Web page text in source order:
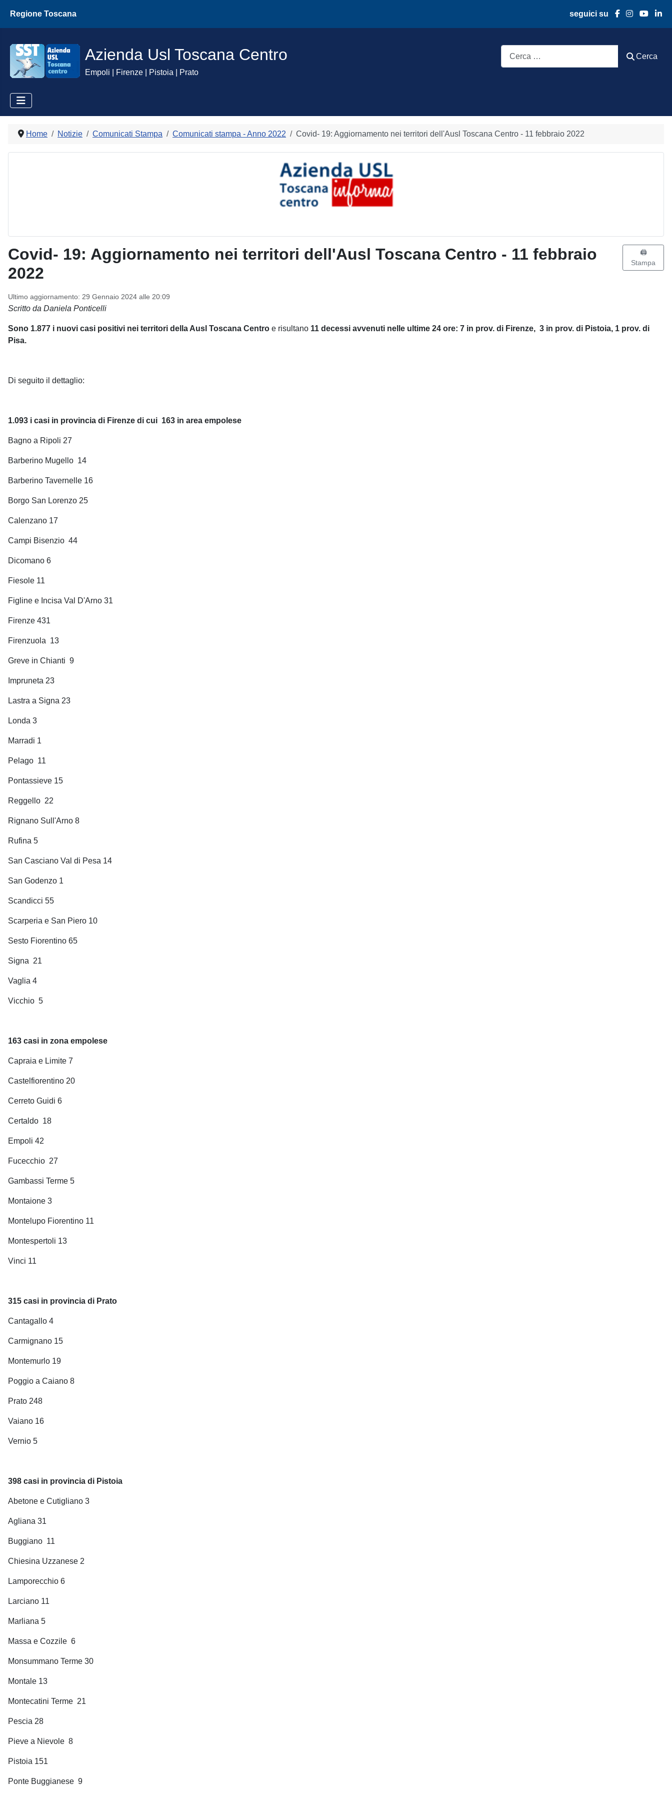
Regione Toscana seguici su
Azienda Usl Toscana Centro
Empoli | Firenze | Pistoia | Prato
Cerca
Home Notizie Comunicati Stampa Comunicati stampa - Anno 2022 Covid- 19: Aggiornamento nei territori dell'Ausl Toscana Centro - 11 febbraio 2022
Covid- 19: Aggiornamento nei territori dell'Ausl Toscana Centro - 11 febbraio
2022
Ultimo aggiornamento: 29 Gennaio 2024 alle 20:09
🖨️
Stampa
Scritto da Daniela Ponticelli
Sono 1.877 i nuovi casi positivi nei territori della Ausl Toscana Centro e risultano 11 decessi avvenuti nelle ultime 24 ore: 7 in prov. di Firenze, 3 in prov. di Pistoia, 1 prov. di
Pisa.
Di seguito il dettaglio:
1.093 i casi in provincia di Firenze di cui 163 in area empolese
Bagno a Ripoli 27
Barberino Mugello 14
Barberino Tavernelle 16
Borgo San Lorenzo 25
Calenzano 17
Campi Bisenzio 44
Dicomano 6
Fiesole 11
Figline e Incisa Val D'Arno 31
Firenze 431
Firenzuola 13
Greve in Chianti 9
Impruneta 23
Lastra a Signa 23
Londa 3
Marradi 1
Pelago 11
Pontassieve 15
Reggello 22
Rignano Sull'Arno 8
Rufina 5
San Casciano Val di Pesa 14
San Godenzo 1
Scandicci 55
Scarperia e San Piero 10
Sesto Fiorentino 65
Signa 21
Vaglia 4
Vicchio 5
163 casi in zona empolese
Capraia e Limite 7
Castelfiorentino 20
Cerreto Guidi 6
Certaldo 18
Empoli 42
Fucecchio 27
Gambassi Terme 5
Montaione 3
Montelupo Fiorentino 11
Montespertoli 13
Vinci 11
315 casi in provincia di Prato
Cantagallo 4
Carmignano 15
Montemurlo 19
Poggio a Caiano 8
Prato 248
Vaiano 16
Vernio 5
398 casi in provincia di Pistoia
Abetone e Cutigliano 3
Agliana 31
Buggiano 11
Chiesina Uzzanese 2
Lamporecchio 6
Larciano 11
Marliana 5
Massa e Cozzile 6
Monsummano Terme 30
Montale 13
Montecatini Terme 21
Pescia 28
Pieve a Nievole 8
Pistoia 151
Ponte Buggianese 9